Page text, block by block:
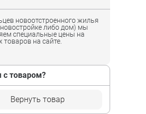
новоотстроенного жилья
новостройке либо дом) мы
специальные цены на
товаров на сайте.
товаром?
Вернуть товар